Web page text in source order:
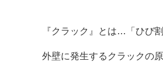
『クラック』とは…「ひび
外壁に発生するクラックの